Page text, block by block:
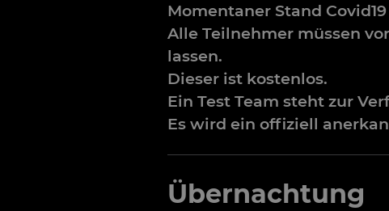
Momentaner Stand
Alle Teilnehmer müssen
lassen.
Dieser ist kostenlos.
Ein Test Team steht zur
Es wird ein offiziell
Übernachtung